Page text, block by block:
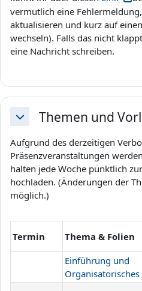
vermutlich eine
aktualisieren und kurz auf
wechseln). Falls das nicht
eine Nachricht schreiben.
EinklappenThemen und
Aufgrund des derzeitigen
Präsenzveranstaltungen
halten jede Woche pünktlich
hochladen. (Änderungen der
möglich.)
Termin Thema & Folien
Einführung und
Organisatorisches